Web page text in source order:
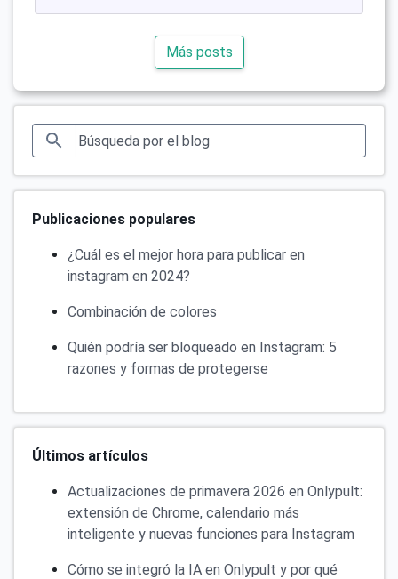
Más posts
Publicaciones populares
¿Cuál es el mejor hora para publicar en
instagram en 2024?
Combinación de colores
Quién podría ser bloqueado en Instagram: 5
razones y formas de protegerse
Últimos artículos
Actualizaciones de primavera 2026 en Onlypult:
extensión de Chrome, calendario más
inteligente y nuevas funciones para Instagram
Cómo se integró la IA en Onlypult y por qué